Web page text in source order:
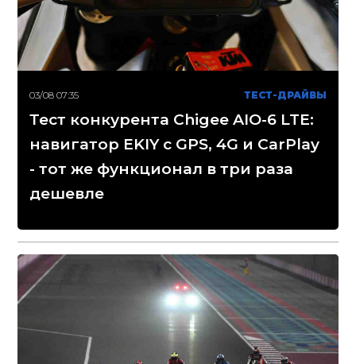
03/08 07:35 ТЕСТ-ДРАЙВЫ
Тест конкурента Chigee AIO-6 LTE:
навигатор EKIY с GPS, 4G и CarPlay
- тот же функционал в три раза
дешевле